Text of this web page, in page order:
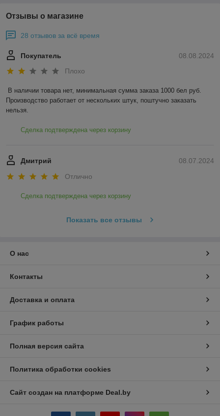
Отзывы о магазине
28 отзывов за всё время
08.08.2024
Покупатель
Плохо
В наличии товара нет, минимальная сумма заказа 1000 бел руб.
Производство работает от нескольких штук, поштучно заказать
нельзя.
Сделка подтверждена через корзину
08.07.2024
Дмитрий
Отлично
Сделка подтверждена через корзину
Показать все отзывы
О нас
Контакты
Доставка и оплата
График работы
Полная версия сайта
Политика обработки cookies
Сайт создан на платформе Deal.by